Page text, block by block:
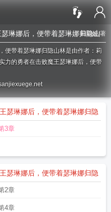
莉莉娅/著
琳娜后，便带着瑟琳娜归隐山
便带着瑟琳娜归隐山林是由作者：莉
力的勇者在击败魔王瑟琳娜后，便带
瑟琳娜后，便带着瑟琳娜归隐
3章
瑟琳娜后，便带着瑟琳娜归隐
2章
4章